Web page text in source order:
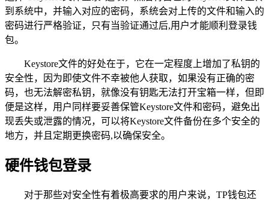
到系统中，并输入对应的密码，系统会对上传的文件和输入的
密码进行严格验证，只有当验证通过后,用户才能顺利登录钱
包。
Keystore文件的好处在于，它在一定程度上增加了私钥的
安全性，因为即使文件不幸被他人获取，如果没有正确的密
码，也无法解密私钥，就像没有钥匙无法打开宝箱一样，但即
便是这样，用户同样要妥善保管Keystore文件和密码，避免出
现丢失或泄露的情况，可以将Keystore文件备份在多个安全的
地方，并且定期更换密码,以确保安全。
硬件钱包登录
对于那些对安全性有着极高要求的用户来说，TP钱包还